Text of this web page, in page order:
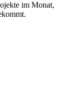
im Monat,